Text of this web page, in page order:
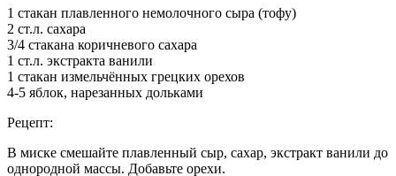
1 стакан плавленного немолочного сыра (тофу)
2 ст.л. сахара
3/4 стакана коричневого сахара
1 ст.л. экстракта ванили
1 стакан измельчённых грецких орехов
4-5 яблок, нарезанных дольками
Рецепт:
В миске смешайте плавленный сыр, сахар, экстракт ванили до
однородной массы. Добавьте орехи.